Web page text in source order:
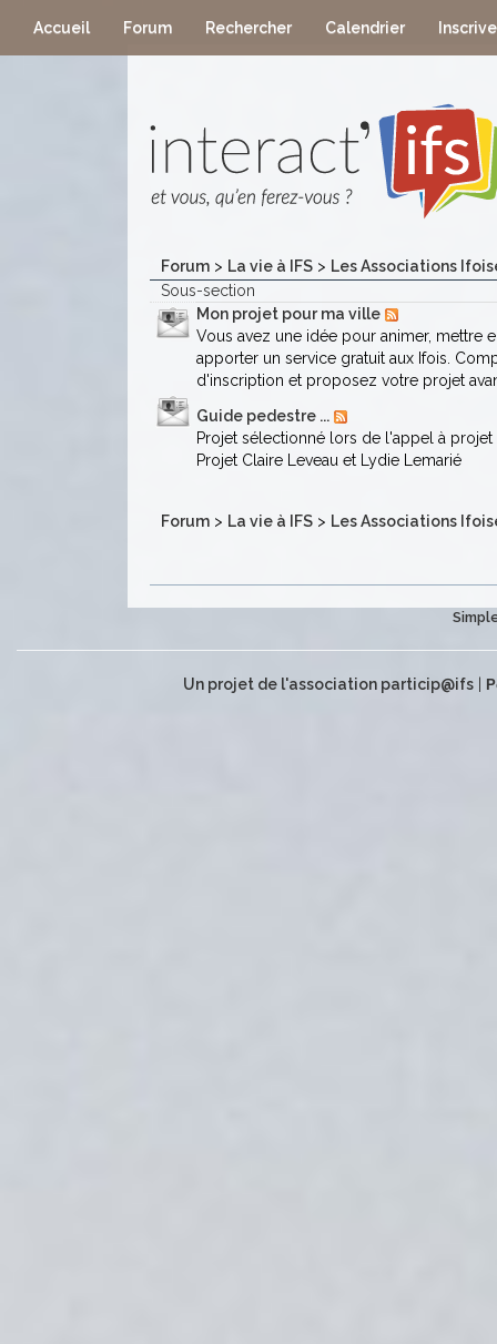
Accueil Forum Rechercher Calendrier
Forum > La vie à IFS > Les Associations
Sous-section
Mon projet pour ma ville
Vous avez une idée pour animer, mettre
apporter un service gratuit aux Ifois.
d'inscription et proposez votre projet
Guide pedestre ...
Projet sélectionné lors de l'appel à projet
Projet Claire Leveau et Lydie Lemarié
Forum > La vie à IFS > Les Associations
Un projet de l'association particip@ifs